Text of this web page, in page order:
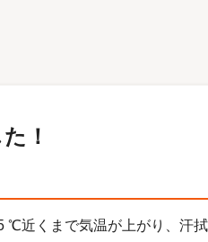
！
近くまで気温が上がり、汗